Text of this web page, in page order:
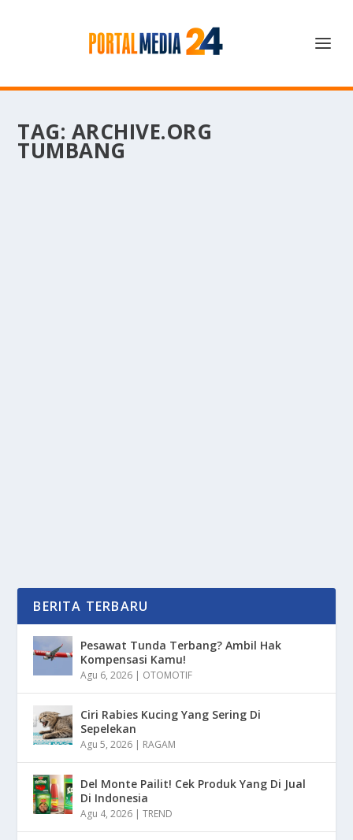
TAG: ARCHIVE.ORG
TUMBANG
BERITA TERBARU
Pesawat Tunda Terbang? Ambil Hak
Kompensasi Kamu!
Agu 6, 2026 | OTOMOTIF
Ciri Rabies Kucing Yang Sering Di
Sepelekan
Agu 5, 2026 | RAGAM
Del Monte Pailit! Cek Produk Yang Di Jual
Di Indonesia
Agu 4, 2026 |TREND